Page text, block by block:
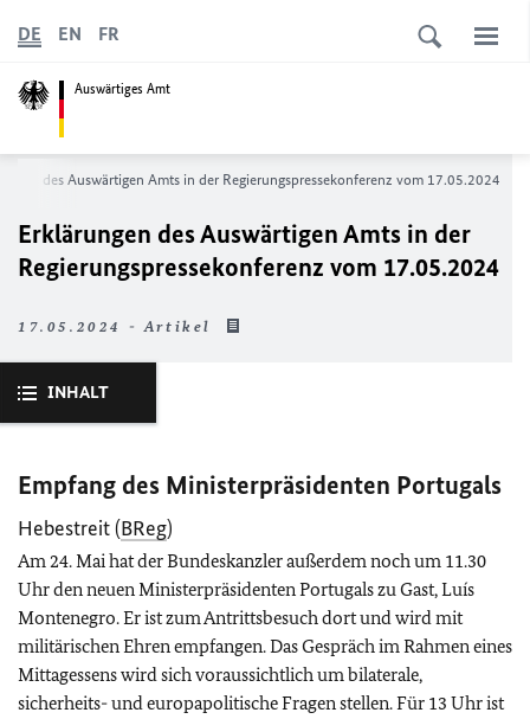
Auswärtiges Amt
DE EN FR
des Auswärtigen Amts in der Regierungs­­­­­pressekonferenz vom 17.05.2024
Erklärungen des Auswärtigen Amts in der
Regierungs­­­­­pressekonferenz vom 17.05.2024
17.05.2024 - Artikel
INHALT
Empfang des Ministerpräsidenten Portugals
Hebestreit (BReg)
Am 24. Mai hat der Bundeskanzler außerdem noch um 11.30
Uhr den neuen Ministerpräsidenten Portugals zu Gast, Luís
Montenegro. Er ist zum Antrittsbesuch dort und wird mit
militärischen Ehren empfangen. Das Gespräch im Rahmen eines
Mittagessens wird sich voraussichtlich um bilaterale,
sicherheits- und europapolitische Fragen stellen. Für 13 Uhr ist